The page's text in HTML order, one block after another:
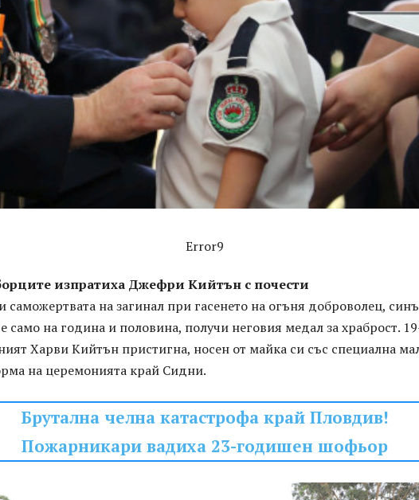
Error9
изпратиха Джефри Кийтън с почести
саможертвата на загинал при гасенето на огъня доброволец,
само на година и половина, получи неговия медал за храброст.
Харви Кийтън пристигна, носен от майка си със специална
на церемонията край Сидни.
Брутална челна катастрофа край Пловдив!
Пожарникари вадиха 23-годишен шофьор